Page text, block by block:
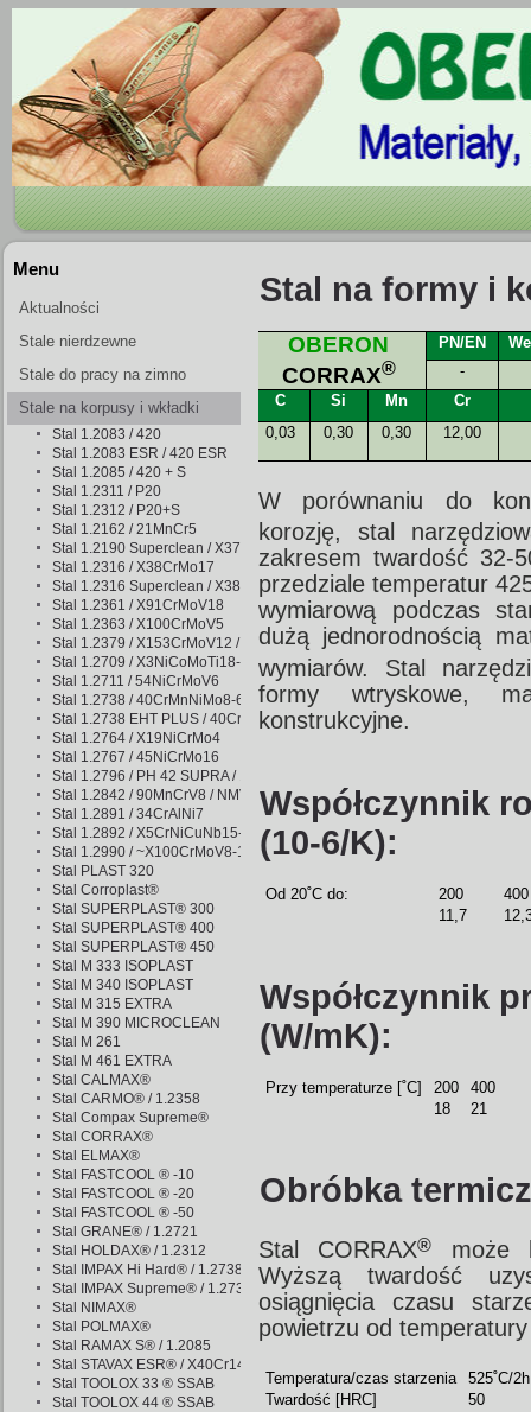
Menu
Aktualności
Stale nierdzewne
Stale do pracy na zimno
Stale na korpusy i wkładki
form wtryskowych
Stal 1.2083 / 420
Stal 1.2083 ESR / 420 ESR
Stal 1.2085 / 420 + S
Stal 1.2311 / P20
Stal 1.2312 / P20+S
Stal 1.2162 / 21MnCr5
Stal 1.2190 Superclean / X37Cr13
Stal 1.2316 / X38CrMo17
Stal 1.2316 Superclean / X38CrMo17
Stal 1.2361 / X91CrMoV18
Stal 1.2363 / X100CrMoV5
Stal 1.2379 / X153CrMoV12 / NC11LV
Stal 1.2709 / X3NiCoMoTi18-9-5
Stal 1.2711 / 54NiCrMoV6
Stal 1.2738 / 40CrMnNiMo8-6-4
Stal 1.2738 EHT PLUS / 40CrMnNiMo8-6-4
Stal 1.2764 / X19NiCrMo4
Stal 1.2767 / 45NiCrMo16
Stal 1.2796 / PH 42 SUPRA / 15NiCuAl12-10-10
Stal 1.2842 / 90MnCrV8 / NMV
Stal 1.2891 / 34CrAlNi7
Stal 1.2892 / X5CrNiCuNb15-5 / 1.2316 mod. / PH X SUPRA
Stal 1.2990 / ~X100CrMoV8-1-1
Stal PLAST 320
Stal Corroplast®
Stal SUPERPLAST® 300
Stal SUPERPLAST® 400
Stal SUPERPLAST® 450
Stal M 333 ISOPLAST
Stal M 340 ISOPLAST
Stal M 315 EXTRA
Stal M 390 MICROCLEAN
Stal M 261
Stal M 461 EXTRA
Stal CALMAX®
Stal CARMO® / 1.2358
Stal Compax Supreme®
Stal CORRAX®
Stal ELMAX®
Stal FASTCOOL ® -10
Stal FASTCOOL ® -20
Stal FASTCOOL ® -50
Stal GRANE® / 1.2721
Stal HOLDAX® / 1.2312
Stal IMPAX Hi Hard® / 1.2738
Stal IMPAX Supreme® / 1.2738
Stal NIMAX®
Stal POLMAX®
Stal RAMAX S® / 1.2085
Stal STAVAX ESR® / X40Cr14
Stal TOOLOX 33 ® SSAB
Stal TOOLOX 44 ® SSAB
Stal na formy i
OBERON
CORRAX®
PN/EN
-
C
Si Mn
Cr
0,03
0,30 0,30 12,00
W porównaniu do
korozję, stal
zakresem twardość 32-
przedziale temperatur
wymiarową podczas
dużą jednorodnością
wymiarów. Stal
formy wtryskowe,
konstrukcyjne.
Współczynnik
(10-6/K):
Od 20˚C do: 200
400
11,7
Współczynnik
(W/mK):
Przy temperaturze [˚C] 200
400
18
21
Obróbka
Stal CORRAX®
może
Wyższą twardość
osiągnięcia czasu
powietrzu od
Temperatura/czas starzenia
525˚C/2h
Twardość [HRC]
50